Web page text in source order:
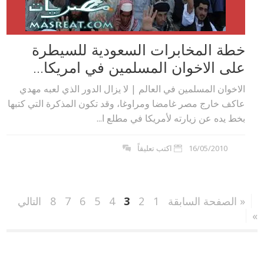
خطة المخابرات السعودية للسيطرة
على الاخوان المسلمين في امريكا...
الاخوان المسلمين في العالم | لا يزال الدور الذي لعبه مهدي
عاكف خارج مصر غامضا ومراوغا، وقد تكون المذكرة التي كتبها
بخط يده عن زيارته لأمريكا في مطلع ا...
16/05/2010 اكتب تعليقاً
« الصفحة السابقة 1
2
3
4
5
6
7
8
التالي
»